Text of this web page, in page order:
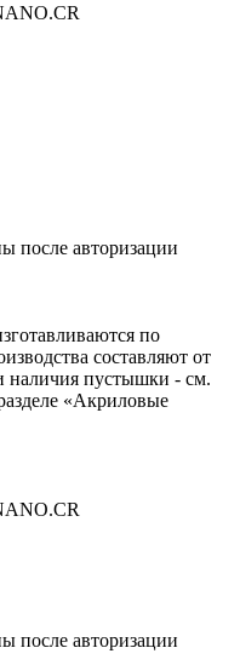
после авторизации
по
составляют от
наличия пустышки - см.
«Акриловые
после авторизации